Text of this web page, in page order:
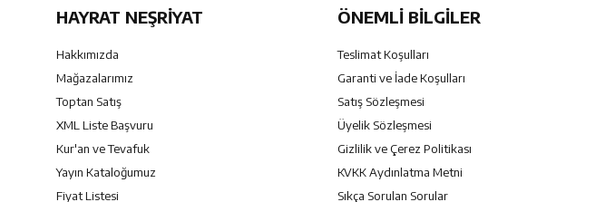
HAYRAT NEŞRIYAT
Hakkımızda
Mağazalarımız
Toptan Satış
XML Liste Başvuru
Kur'an ve Tevafuk
Yayın Kataloğumuz
Fiyat Listesi
ÖNEMLI BILGILER
Teslimat Koşulları
Garanti ve İade Koşulları
Satış Sözleşmesi
Üyelik Sözleşmesi
Gizlilik ve Çerez Politikası
KVKK Aydınlatma Metni
Sıkça Sorulan Sorular